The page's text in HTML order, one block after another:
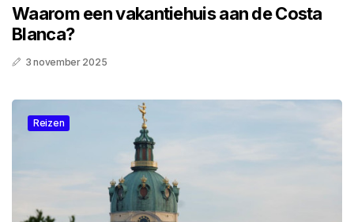
Waarom een vakantiehuis aan de Costa
Blanca?
3 november 2025
Reizen